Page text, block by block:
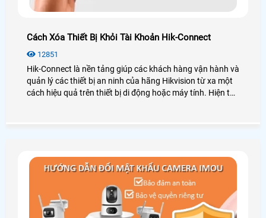
Cách Xóa Thiết Bị Khỏi Tài Khoản Hik-Connect
12851
Hik-Connect là nền tảng giúp các khách hàng vận hành và
quản lý các thiết bị an ninh của hãng Hikvision từ xa một
cách hiệu quả trên thiết bị di động hoặc máy tính. Hiện tại